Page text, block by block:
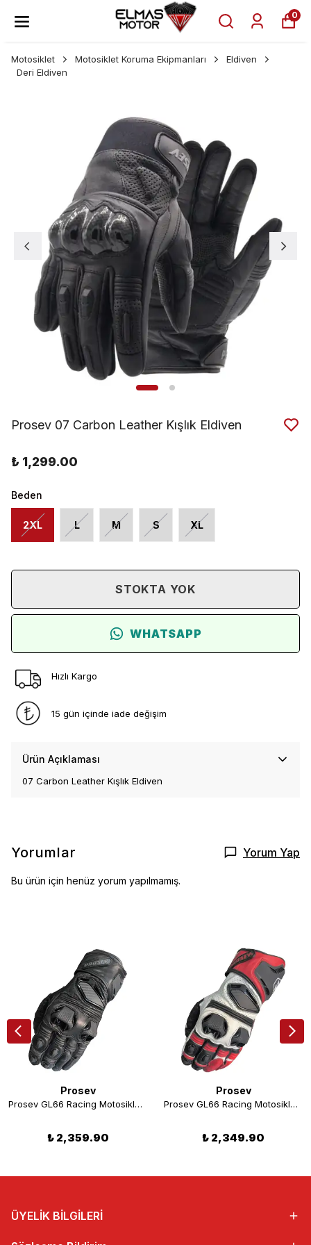
0
Motosiklet Motosiklet Koruma Ekipmanları
Eldiven
Deri Eldiven
Prosev 07 Carbon Leather Kışlık Eldiven
₺ 1,299.00
Beden
2XL L M S XL
STOKTA YOK
WHATSAPP
Hızlı Kargo
15 gün içinde iade değişim
Ürün Açıklaması
07 Carbon Leather Kışlık Eldiven
Yorumlar Yorum Yap
Bu ürün için henüz yorum yapılmamış.
Prosev
Prosev GL66 Racing Motosiklet Eldiveni Siyah
₺ 2,359.90
Prosev
Prosev GL66 Racing Motosiklet Eldiveni Kırmızı-Beyaz
₺ 2,349.90
ÜYELİK BİLGİLERİ